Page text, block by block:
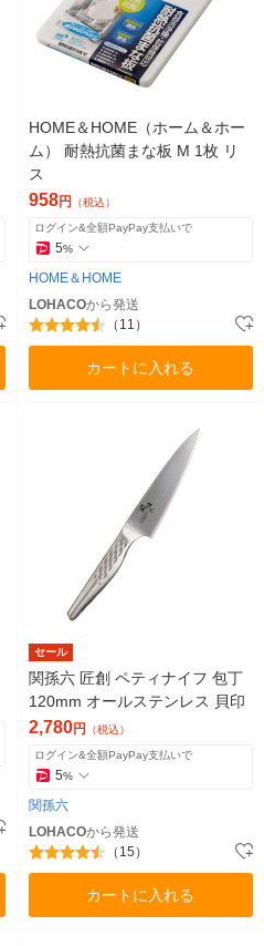
HOME＆HOME（ホーム＆ホー
ム） 耐熱抗菌まな板 M 1枚 リ
ス
958円 （税込）
ログイン&全額PayPay支払いで
5%
HOME＆HOME
LOHACOから発送
（11）
カートに入れる
セール
関孫六 匠創 ペティナイフ 包丁
120mm オールステンレス 貝印
2,780円 （税込）
ログイン&全額PayPay支払いで
5%
関孫六
LOHACOから発送
（15）
カートに入れる